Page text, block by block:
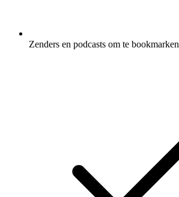
Zenders en podcasts om te bookmarken